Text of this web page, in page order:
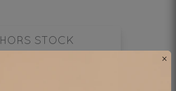
HORS STOCK
×